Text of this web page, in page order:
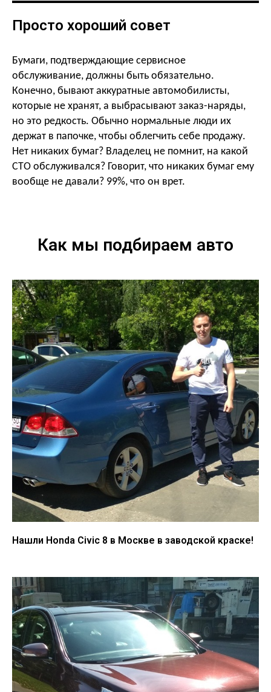
Просто хороший совет
Бумаги, подтверждающие сервисное
обслуживание, должны быть обязательно.
Конечно, бывают аккуратные автомобилисты,
которые не хранят, а выбрасывают заказ-наряды,
но это редкость. Обычно нормальные люди их
держат в папочке, чтобы облегчить себе продажу.
Нет никаких бумаг? Владелец не помнит, на какой
СТО обслуживался? Говорит, что никаких бумаг ему
вообще не давали? 99%, что он врет.
Как мы подбираем авто
Нашли Honda Civic 8 в Москве в заводской краске!